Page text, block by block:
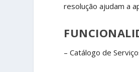
resolução ajudam a
– Catálogo de